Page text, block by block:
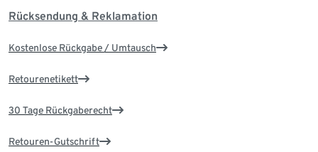
Rücksendung & Reklamation
Kostenlose Rückgabe / Umtausch
Retourenetikett
30 Tage Rückgaberecht
Retouren-Gutschrift